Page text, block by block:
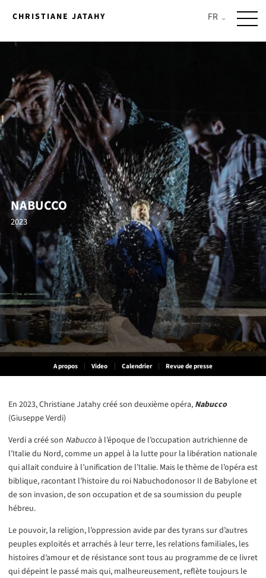
CHRISTIANE JATAHY
NABUCCO
2023
A propos Video Calendrier Revue de presse
En 2023, Christiane Jatahy créé son deuxième opéra, Nabucco
(Giuseppe Verdi)
Verdi a créé son Nabuccoà l’époque de l’occupation autrichienne de
l’Italie du Nord, comme un appel à la lutte pour la libération nationale
qui allait conduire à l’unification de l’Italie. Mais le thème de l’opéra est
biblique, racontant l’histoire du roi Nabuchodonosor II de Babylone et
de son invasion, de son occupation et de sa soumission du peuple
hébreu.
Le pouvoir, la religion, l’oppression avide par des tyrans sur d’autres
peuples exploités et arrachés à leur terre, les relations familiales, les
histoires d’amour et de résistance sont tous au programme de ce livret
qui dépeint le passé mais qui, malheureusement, reflète toujours le